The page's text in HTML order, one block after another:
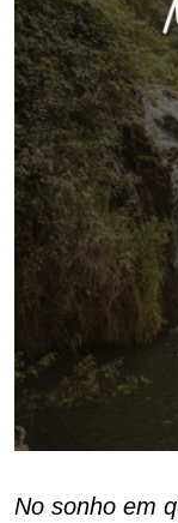
No sonho em